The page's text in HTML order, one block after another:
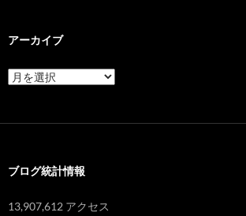
アーカイブ
ア
ー
ブログ統計情報
13,907,612 アクセス